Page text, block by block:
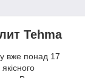
Tehma
вже понад 17